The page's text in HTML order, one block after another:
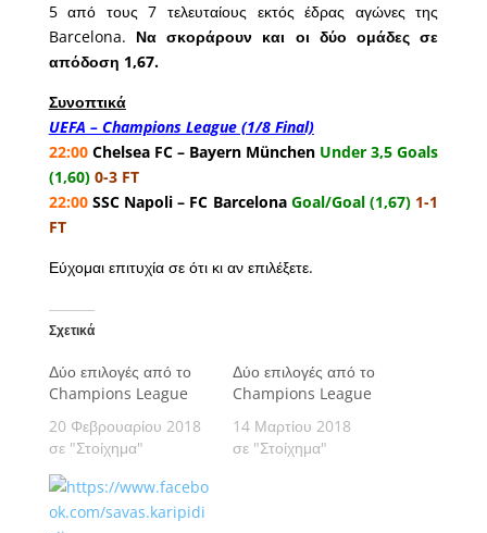
5 από τους 7 τελευταίους εκτός έδρας αγώνες της
Barcelona. Να σκοράρουν και οι δύο ομάδες σε
απόδοση 1,67.
Συνοπτικά
UEFA – Champions League (1/8 Final)
22:00Chelsea FC – Bayern München Under 3,5 Goals
(1,60)0-3 FT
22:00SSC Napoli – FC BarcelonaGoal/Goal (1,67) 1-1
FT
Εύχομαι επιτυχία σε ότι κι αν επιλέξετε.
Σχετικά
Δύο επιλογές από το
Champions League
20 Φεβρουαρίου 2018
σε "Στοίχημα"
Δύο επιλογές από το
Champions League
14 Μαρτίου 2018
σε "Στοίχημα"